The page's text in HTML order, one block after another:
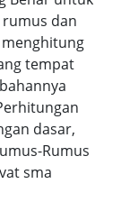
rumus dan
tempat
dasar,
Rumus
sma